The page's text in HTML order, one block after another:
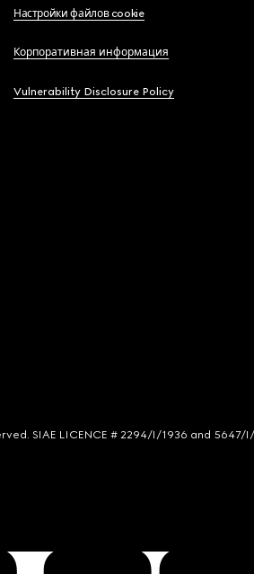
Настройки файлов cookie
Корпоративная информация
Vulnerability Disclosure Policy
SIAE LICENCE # 2294/I/1936 and 5647/